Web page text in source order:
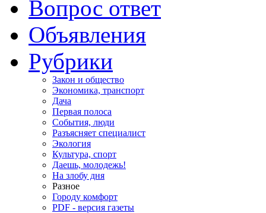
Вопрос ответ
Объявления
Рубрики
Закон и общество
Экономика, транспорт
Дача
Первая полоса
События, люди
Разъясняет специалист
Экология
Культура, спорт
Даешь, молодежь!
На злобу дня
Разное
Городу комфорт
PDF - версия газеты